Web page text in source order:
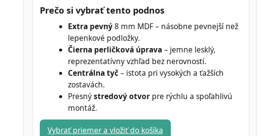
Prečo si vybrať tento podnos
Extra pevný8 mm MDF – násobne pevnejší než
lepenkové podložky.
Čierna perličková úprava– jemne lesklý,
reprezentatívny vzhľad bez nerovností.
Centrálna tyč– istota pri vysokých a ťažších
zostavách.
Presnýstredový otvor pre rýchlu a spoľahlivú
montáž.
Vybrať priemer a vložiť do košíka